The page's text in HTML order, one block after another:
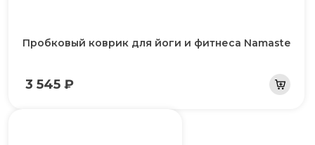
Пробковый коврик для йоги и фитнеса Namaste
3 545 ₽